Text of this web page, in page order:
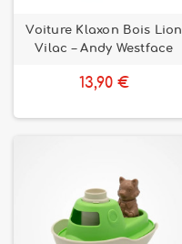
Voiture Klaxon Bois Lion
Vilac – Andy Westface
13,90 €